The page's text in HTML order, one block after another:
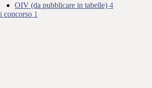
OIV (da pubblicare in tabelle) 4
concorso 1